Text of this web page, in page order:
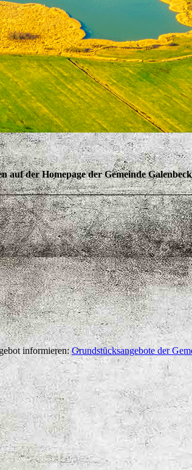
auf der Homepage der Gemeinde
informieren:Grundstücksangebote der